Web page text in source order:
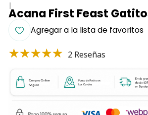
|
Acana First Feast
Agregar a la lista de favoritos
2 Reseñas